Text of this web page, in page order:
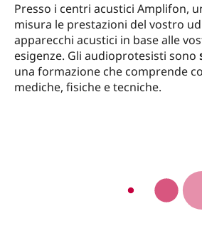
Presso i centri acustici Amplifon,
misura le prestazioni del vostro
apparecchi acustici in base alle
esigenze. Gli audioprotesisti sono
una formazione che comprende
mediche, fisiche e tecniche.